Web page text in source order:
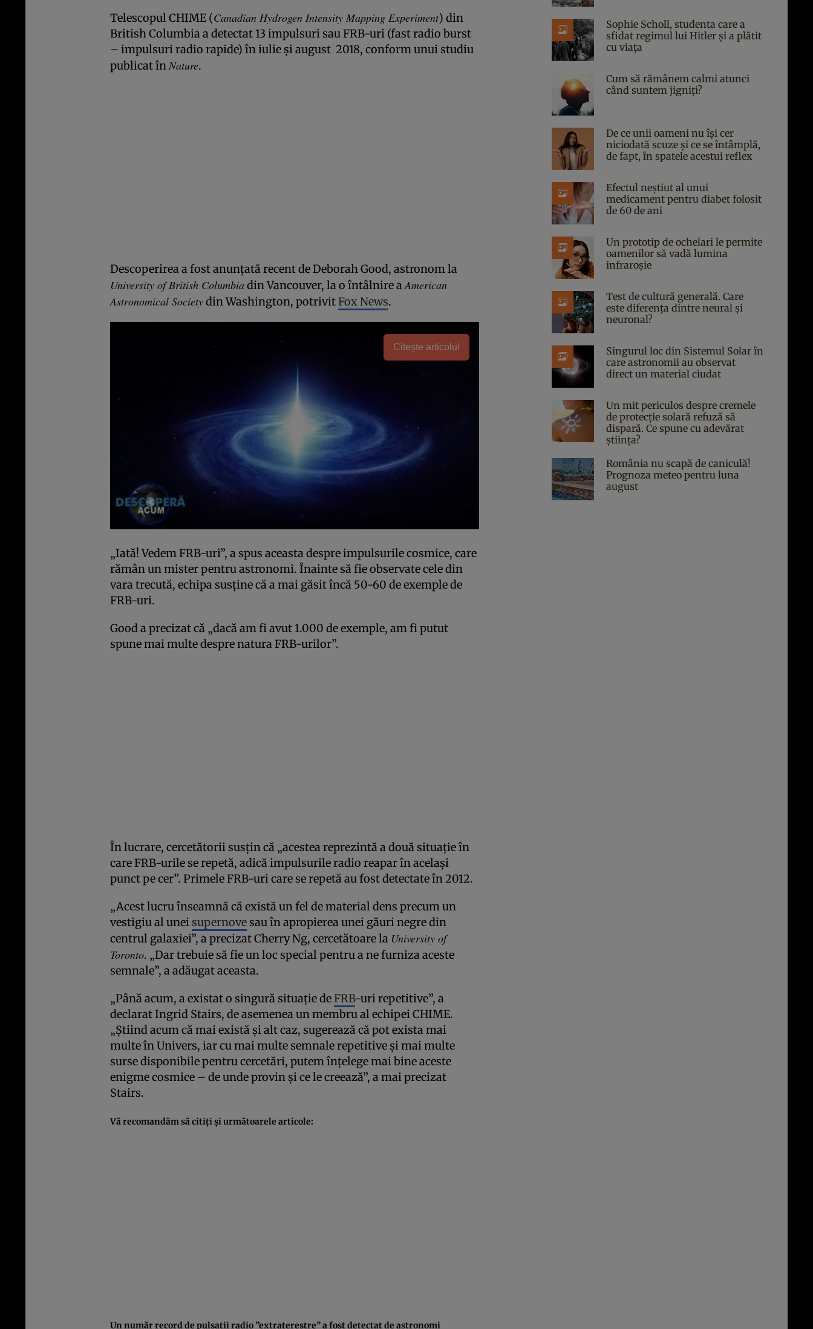
Telescopul CHIME (Canadian Hydrogen Intensity Mapping Experiment) din
British Columbia a detectat 13 impulsuri sau FRB-uri (fast radio burst
– impulsuri radio rapide) în iulie şi august 2018, conform unui studiu
publicat înNature.
Descoperirea a fost anunţată recent de Deborah Good, astronom la
University of British Columbiadin Vancouver, la o întâlnire aAmerican
Astronomical Societydin Washington, potrivit Fox News.
Citește articolul
„Iată! Vedem FRB-uri”, a spus aceasta despre impulsurile cosmice, care
rămân un mister pentru astronomi. Înainte să fie observate cele din
vara trecută, echipa susţine că a mai găsit încă 50-60 de exemple de
FRB-uri.
Good a precizat că „dacă am fi avut 1.000 de exemple, am fi putut
spune mai multe despre natura FRB-urilor”.
În lucrare, cercetătorii susţin că „acestea reprezintă a două situaţie în
care FRB-urile se repetă, adică impulsurile radio reapar în acelaşi
punct pe cer”. Primele FRB-uri care se repetă au fost detectate în 2012.
„Acest lucru înseamnă că există un fel de material dens precum un
vestigiu al unei supernovesau în apropierea unei găuri negre din
centrul galaxiei”, a precizat Cherry Ng, cercetătoare la University of
Toronto. „Dar trebuie să fie un loc special pentru a ne furniza aceste
semnale”, a adăugat aceasta.
„Până acum, a existat o singură situaţie de FRB-uri repetitive”, a
declarat Ingrid Stairs, de asemenea un membru al echipei CHIME.
„Ştiind acum că mai există şi alt caz, sugerează că pot exista mai
multe în Univers, iar cu mai multe semnale repetitive şi mai multe
surse disponibile pentru cercetări, putem înţelege mai bine aceste
enigme cosmice – de unde provin şi ce le creează”, a mai precizat
Stairs.
Vă recomandăm să citiţi şi următoarele articole:
Un număr record de pulsaţii radio ”extraterestre” a fost detectat de astronomi
Sophie Scholl, studenta care a
sfidat regimul lui Hitler și a plătit
cu viața
Cum să rămânem calmi atunci
când suntem jigniți?
De ce unii oameni nu își cer
niciodată scuze și ce se întâmplă,
de fapt, în spatele acestui reflex
Efectul neștiut al unui
medicament pentru diabet folosit
de 60 de ani
Un prototip de ochelari le permite
oamenilor să vadă lumina
infraroșie
Test de cultură generală. Care
este diferența dintre neural și
neuronal?
Singurul loc din Sistemul Solar în
care astronomii au observat
direct un material ciudat
Un mit periculos despre cremele
de protecție solară refuză să
dispară. Ce spune cu adevărat
știința?
România nu scapă de caniculă!
Prognoza meteo pentru luna
august